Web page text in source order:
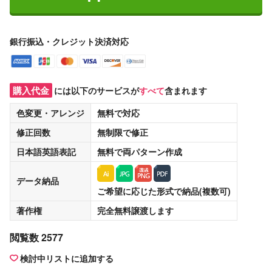
銀行振込・クレジット決済対応
購入代金 には以下のサービスがすべて含まれます
色変更・アレンジ
無料で対応
修正回数
無制限で修正
日本語英語表記
無料で両パターン作成
データ納品
ご希望に応じた形式で納品(複数可)
著作権
完全無料譲渡します
閲覧数 2577
検討中リストに追加する